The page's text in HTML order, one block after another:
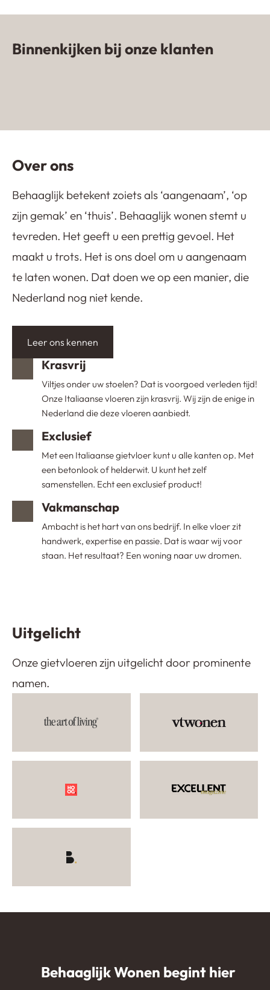
Binnenkijken bij onze klanten
Over ons
Behaaglijk betekent zoiets als ‘aangenaam’, ‘op
zijn gemak’ en ‘thuis’. Behaaglijk wonen stemt u
tevreden. Het geeft u een prettig gevoel. Het
maakt u trots. Het is ons doel om u aangenaam
te laten wonen. Dat doen we op een manier, die
Nederland nog niet kende.
Leer ons kennen
Krasvrij
Viltjes onder uw stoelen? Dat is voorgoed verleden tijd!
Onze Italiaanse vloeren zijn krasvrij. Wij zijn de enige in
Nederland die deze vloeren aanbiedt.
Exclusief
Met een Italiaanse gietvloer kunt u alle kanten op. Met
een betonlook of helderwit. U kunt het zelf
samenstellen. Echt een exclusief product!
Vakmanschap
Ambacht is het hart van ons bedrijf. In elke vloer zit
handwerk, expertise en passie. Dat is waar wij voor
staan. Het resultaat? Een woning naar uw dromen.
Uitgelicht
Onze gietvloeren zijn uitgelicht door prominente
namen.
Behaaglijk Wonen begint hier